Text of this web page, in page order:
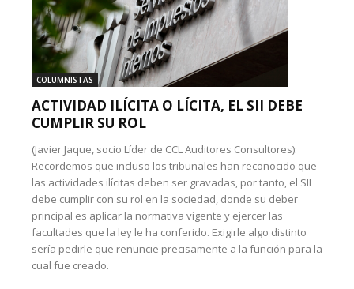
COLUMNISTAS
ACTIVIDAD ILÍCITA O LÍCITA, EL SII DEBE
CUMPLIR SU ROL
(Javier Jaque, socio Líder de CCL Auditores Consultores):
Recordemos que incluso los tribunales han reconocido que
las actividades ilícitas deben ser gravadas, por tanto, el SII
debe cumplir con su rol en la sociedad, donde su deber
principal es aplicar la normativa vigente y ejercer las
facultades que la ley le ha conferido. Exigirle algo distinto
sería pedirle que renuncie precisamente a la función para la
cual fue creado.